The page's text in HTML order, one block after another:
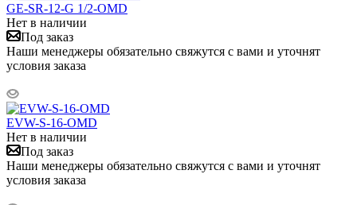
GE-SR-12-G 1/2-OMD
Нет в наличии
Под заказ
Наши менеджеры обязательно свяжутся с вами и уточнят
условия заказа
EVW-S-16-OMD
Нет в наличии
Под заказ
Наши менеджеры обязательно свяжутся с вами и уточнят
условия заказа